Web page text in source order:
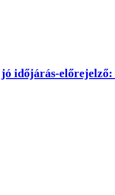
időjárás-